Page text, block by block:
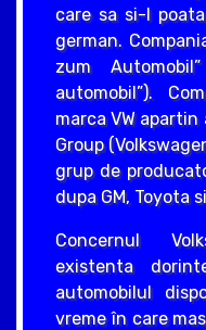
care sa si-l
german.
zum
automobil”).
marca VW
Group
grup de
dupa GM, Toyota
Concernul
existenta
automobilul
vreme în care